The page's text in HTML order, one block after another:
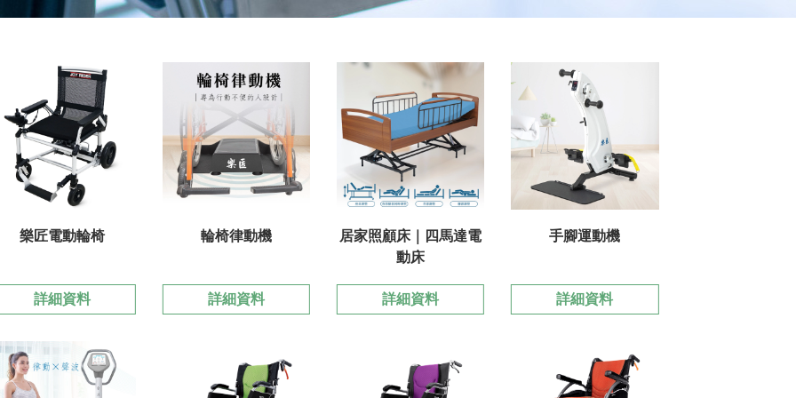
樂匠電動輪椅
詳細資料
輪椅律動機
詳細資料
居家照顧床｜四馬達電
動床
詳細資料
手腳運動機
詳細資料